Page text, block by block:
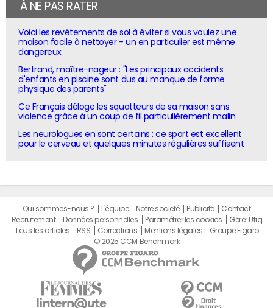
À NE PAS RATER
Voici les revêtements de sol à éviter si vous voulez une
maison facile à nettoyer - un en particulier est même
dangereux
Bertrand, maître-nageur : "Les principaux accidents
d'enfants en piscine sont dus au manque de forme
physique des parents"
Ce Français déloge les squatteurs de sa maison sans
violence grâce à un coup de fil particulièrement malin
Les neurologues en sont certains : ce sport est excellent
pour le cerveau et quelques minutes régulières suffisent
Qui sommes-nous ? L'équipe Notre société Publicité
Contact
Recrutement
Données personnelles Paramétrer les cookies
Gérer Utiq
Tous les articles
RSS Corrections Mentions légales
Groupe Figaro
© 2025 CCM Benchmark